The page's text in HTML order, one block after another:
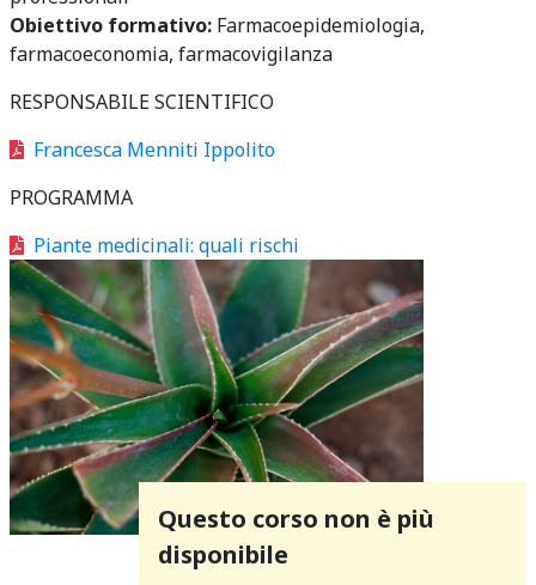
Obiettivo formativo: Farmacoepidemiologia,
farmacoeconomia, farmacovigilanza
RESPONSABILE SCIENTIFICO
Francesca Menniti Ippolito
PROGRAMMA
Piante medicinali: quali rischi
Questo corso non è più
disponibile